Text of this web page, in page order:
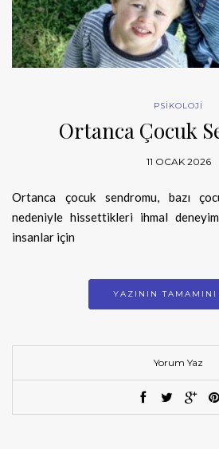
PSİKOLOJİ
Ortanca Çocuk
11 OCAK 2026
Ortanca çocuk sendromu, bazı
nedeniyle hissettikleri ihmal
insanlar için
YAZININ TAMAMINI
Yorum Yaz